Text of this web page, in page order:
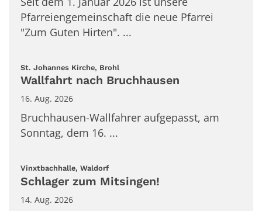
Pfarreiengemeinschaft die neue Pfarrei
"Zum Guten Hirten". ...
St. Johannes Kirche, Brohl
Wallfahrt nach Bruchhausen
16. Aug. 2026
Bruchhausen-Wallfahrer aufgepasst, am
Sonntag, dem 16. ...
Vinxtbachhalle, Waldorf:
Schlager zum Mitsingen!
14. Aug. 2026